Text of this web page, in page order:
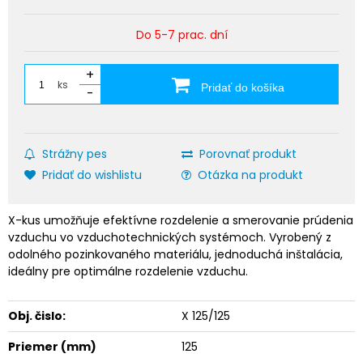
Do 5-7 prac. dní
ks
+
-
Pridať do košíka
Strážny pes
Porovnať produkt
Pridať do wishlistu
Otázka na produkt
X-kus umožňuje efektívne rozdelenie a smerovanie prúdenia
vzduchu vo vzduchotechnických systémoch. Vyrobený z
odolného pozinkovaného materiálu, jednoduchá inštalácia,
ideálny pre optimálne rozdelenie vzduchu.
Obj. čislo:
X 125/125
Priemer (mm)
125